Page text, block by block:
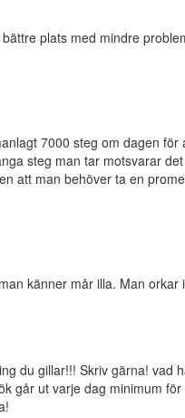
plats med mindre
7000 steg om dagen för
steg man tar motsvarar
att man behöver ta en
känner mår illa. Man
du gillar!!! Skriv gärna! vad
går ut varje dag minimum